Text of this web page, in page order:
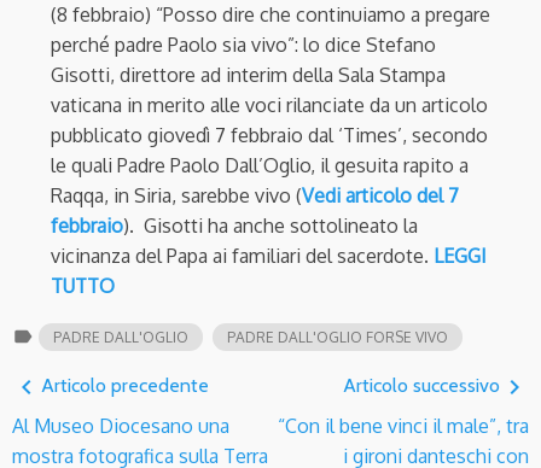
(8 febbraio) “Posso dire che continuiamo a pregare
perché padre Paolo sia vivo”: lo dice Stefano
Gisotti, direttore ad interim della Sala Stampa
vaticana in merito alle voci rilanciate da un articolo
pubblicato giovedì 7 febbraio dal ‘Times’, secondo
le quali Padre Paolo Dall’Oglio, il gesuita rapito a
Raqqa, in Siria, sarebbe vivo (Vedi articolo del 7
febbraio). Gisotti ha anche sottolineato la
vicinanza del Papa ai familiari del sacerdote. LEGGI
TUTTO
label PADRE DALL'OGLIO PADRE DALL'OGLIO FORSE VIVO
navigate_before Articolo precedente
Al Museo Diocesano una
mostra fotografica sulla Terra
Articolo successivo navigate_next
“Con il bene vinci il male”, tra
i gironi danteschi con